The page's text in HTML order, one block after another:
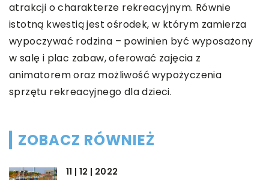
atrakcji o charakterze rekreacyjnym. Równie
istotną kwestią jest ośrodek, w którym zamierza
wypoczywać rodzina – powinien być wyposażony
w salę i plac zabaw, oferować zajęcia z
animatorem oraz możliwość wypożyczenia
sprzętu rekreacyjnego dla dzieci.
ZOBACZ RÓWNIEŻ
11 | 12 | 2022